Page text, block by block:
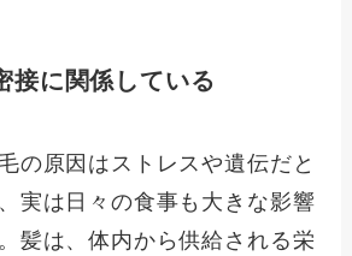
接に関係している
の原因はストレスや遺伝だと
実は日々の食事も大きな影響
髪は、体内から供給される栄